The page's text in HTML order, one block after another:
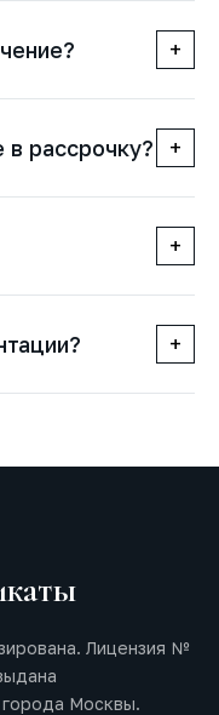
+
рассрочку? +
+
+
Лицензия №
Москвы.